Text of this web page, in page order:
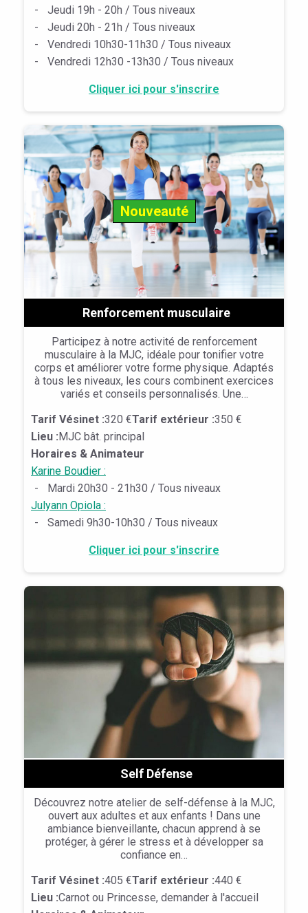
-
Jeudi 19h - 20h / Tous niveaux
-
Jeudi 20h - 21h / Tous niveaux
-
Vendredi 10h30-11h30 / Tous niveaux
-
Vendredi 12h30 -13h30 / Tous niveaux
Cliquer ici pour s'inscrire
Nouveauté
Renforcement musculaire
Participez à notre activité de renforcement
musculaire à la MJC, idéale pour tonifier votre
corps et améliorer votre forme physique. Adaptés
à tous les niveaux, les cours combinent exercices
variés et conseils personnalisés. Une…
Tarif Vésinet :320 €Tarif extérieur :350 €
Lieu :MJC bât. principal
Horaires & Animateur
Karine Boudier :
-
Mardi 20h30 - 21h30 / Tous niveaux
Julyann Opiola :
-
Samedi 9h30-10h30 / Tous niveaux
Cliquer ici pour s'inscrire
Self Défense
Découvrez notre atelier de self-défense à la MJC,
ouvert aux adultes et aux enfants ! Dans une
ambiance bienveillante, chacun apprend à se
protéger, à gérer le stress et à développer sa
confiance en…
Tarif Vésinet :405 €Tarif extérieur :440 €
Lieu :Carnot ou Princesse, demander à l'accueil